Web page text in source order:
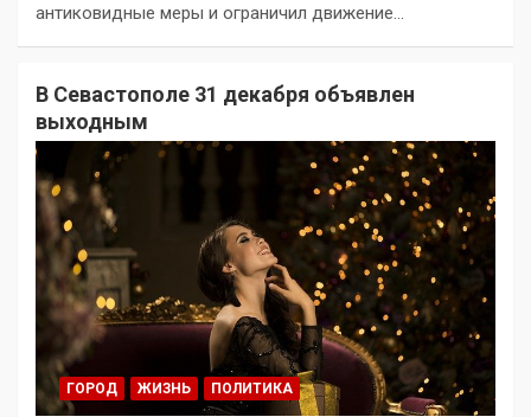
антиковидные меры и ограничил движение…
В Севастополе 31 декабря объявлен
выходным
ГОРОД ЖИЗНЬ ПОЛИТИКА